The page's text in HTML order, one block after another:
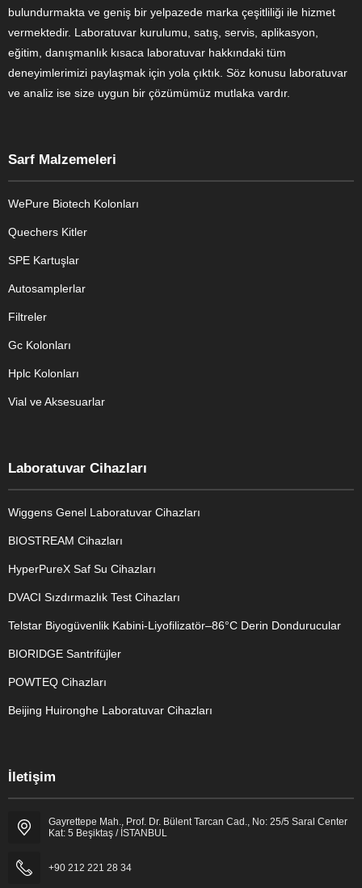
bulundurmakta ve geniş bir yelpazede marka çeşitliliği ile hizmet
vermektedir. Laboratuvar kurulumu, satış, servis, aplikasyon,
eğitim, danışmanlık kısaca laboratuvar hakkındaki tüm
deneyimlerimizi paylaşmak için yola çıktık. Söz konusu laboratuvar
ve analiz ise size uygun bir çözümümüz mutlaka vardır.
Sarf Malzemeleri
WePure Biotech Kolonları
Quechers Kitler
SPE Kartuşlar
Autosamplerlar
Filtreler
Gc Kolonları
Hplc Kolonları
Vial ve Aksesuarlar
Laboratuvar Cihazları
Wiggens Genel Laboratuvar Cihazları
BIOSTREAM Cihazları
HyperPureX Saf Su Cihazları
DVACI Sızdırmazlık Test Cihazları
Telstar Biyogüvenlik Kabini-Liyofilizatör–86°C Derin Dondurucular
BIORIDGE Santrifüjler
POWTEQ Cihazları
Beijing Huironghe Laboratuvar Cihazları
İletişim
Gayrettepe Mah., Prof. Dr. Bülent Tarcan Cad., No: 25/5 Saral Center
Kat: 5 Beşiktaş / İSTANBUL
+90 212 221 28 34